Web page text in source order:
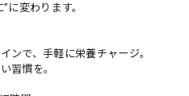
に変わります。
ンで、手軽に栄養チャージ。
習慣を。